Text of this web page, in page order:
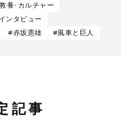
養･カルチャー
ンタビュー
#赤坂憲雄 #風車と巨人
記事